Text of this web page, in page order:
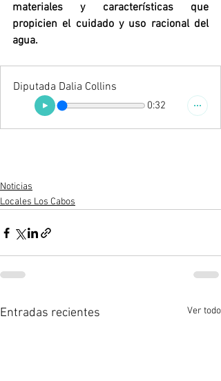
materiales y características que
propicien el cuidado y uso racional del
agua.
Diputada Dalia Collins
0:32
Noticias
Locales Los Cabos
Entradas recientes Ver todo